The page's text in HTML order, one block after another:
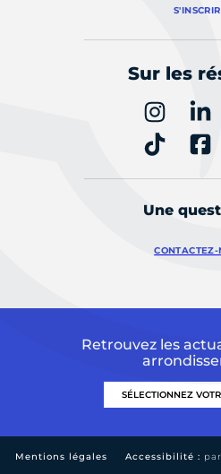
Sur les
Une
CONTACTEZ-
Retrouvez les
Mentions légales Accessibilité :